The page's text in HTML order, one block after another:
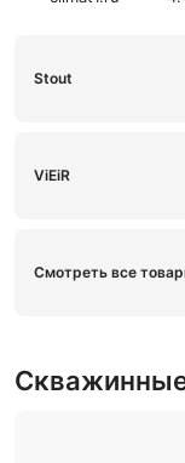
Stout
ViEiR
Смотреть все